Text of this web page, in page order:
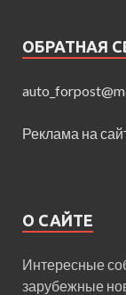
ОБРАТНАЯ
Реклама на
О САЙТЕ
Интересные
зарубежные